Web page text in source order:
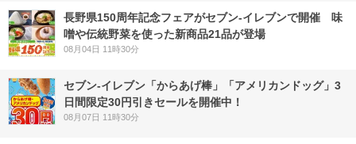
長野県150周年記念フェアがセブン-イレブンで開催 味
噌や伝統野菜を使った新商品21品が登場
08月04日 11時30分
セブン‐イレブン「からあげ棒」「アメリカンドッグ」3
日間限定30円引きセールを開催中！
08月07日 11時30分